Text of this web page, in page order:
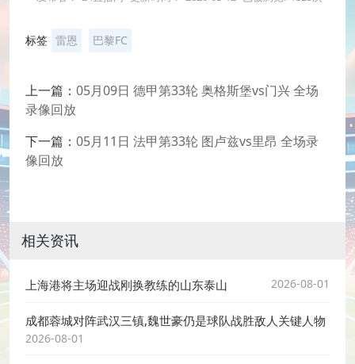
标签 雷恩 巴黎FC
上一篇： 05月09日 德甲第33轮 奥格斯堡vs门兴 全场
录像回放
下一篇： 05月11日 法甲第33轮 图卢兹vs里昂 全场录
像回放
相关资讯
上海港将主场迎战刚换教练的山东泰山 2026-08-01
成都蓉城对阵武汉三镇,魏世豪仍是球队战胜敌人关键人物
2026-08-01